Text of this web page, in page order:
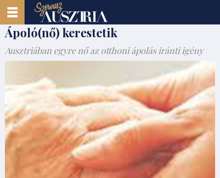
Ápoló(nő) kerestetik
Ausztriában egyre nő az otthoni ápolás iránti igény